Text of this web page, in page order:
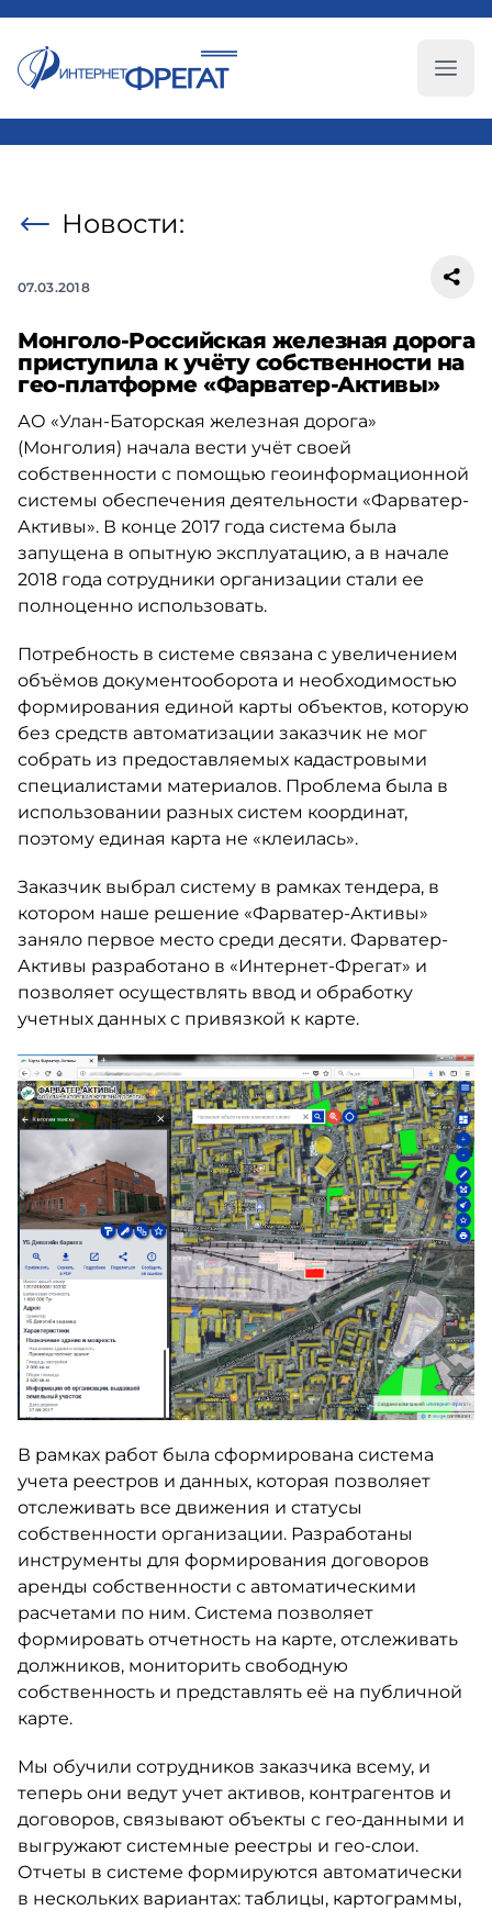
Новости:
07.03.2018
Монголо-Российская железная дорога
приступила к учёту собственности на
гео-платформе «Фарватер-Активы»
АО «Улан-Баторская железная дорога»
(Монголия) начала вести учёт своей
собственности с помощью геоинформационной
системы обеспечения деятельности «Фарватер-
Активы». В конце 2017 года система была
запущена в опытную эксплуатацию, а в начале
2018 года сотрудники организации стали ее
полноценно использовать.
Потребность в системе связана с увеличением
объёмов документооборота и необходимостью
формирования единой карты объектов, которую
без средств автоматизации заказчик не мог
собрать из предоставляемых кадастровыми
специалистами материалов. Проблема была в
использовании разных систем координат,
поэтому единая карта не «клеилась».
Заказчик выбрал систему в рамках тендера, в
котором наше решение «Фарватер-Активы»
заняло первое место среди десяти. Фарватер-
Активы разработано в «Интернет-Фрегат» и
позволяет осуществлять ввод и обработку
учетных данных с привязкой к карте.
В рамках работ была сформирована система
учета реестров и данных, которая позволяет
отслеживать все движения и статусы
собственности организации. Разработаны
инструменты для формирования договоров
аренды собственности с автоматическими
расчетами по ним. Система позволяет
формировать отчетность на карте, отслеживать
должников, мониторить свободную
собственность и представлять её на публичной
карте.
Мы обучили сотрудников заказчика всему, и
теперь они ведут учет активов, контрагентов и
договоров, связывают объекты с гео-данными и
выгружают системные реестры и гео-слои.
Отчеты в системе формируются автоматически
в нескольких вариантах: таблицы, картограммы,